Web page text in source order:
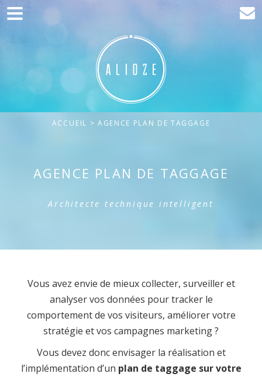
Accueil
Développement web
Acquisition de trafic
Contact
ACCUEIL > AGENCE PLAN DE TAGGAGE
AGENCE PLAN DE TAGGAGE
Architecte technique intelligent
Vous avez envie de mieux collecter, surveiller et
analyser vos données pour tracker le
comportement de vos visiteurs, améliorer votre
stratégie et vos campagnes marketing ?
Vous devez donc envisager la réalisation et
l’implémentation d’un plan de taggage sur votre